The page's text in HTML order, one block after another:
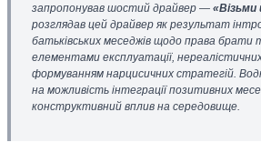
запропонував шостий драйвер — «Візьми
розглядав цей драйвер як результат
батьківських меседжів щодо права брати
елементами експлуатації,
формуванням нарцисичних стратегій.
на можливість інтеграції позитивних
конструктивний вплив на середовище.